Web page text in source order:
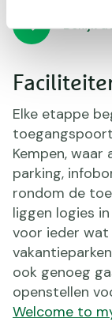
Bekijk
Elke etappe
Kempen,
parking,
rondom de
liggen logies
voor ieder wat
ook genoeg
openstellen
Welcome to